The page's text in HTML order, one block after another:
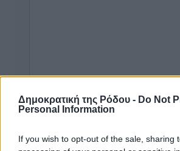
Δημοκρατική της Ρόδου - Do Not
Personal Information
If you wish to opt-out of the sale, sharing